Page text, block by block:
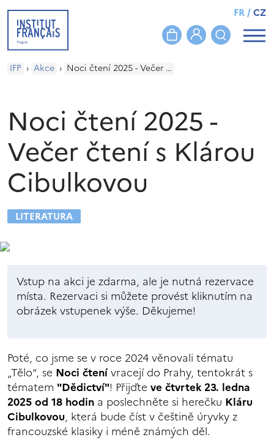
FR/CZ
IFP › Akce › Noci čtení 2025 - Večer čtení s Klárou Cibulkovou
Noci čtení 2025 -
Večer čtení s Klárou
Cibulkovou
LITERATURA
Vstup na akci je zdarma, ale je nutná rezervace
místa. Rezervaci si můžete provést kliknutím na
obrázek vstupenek výše. Děkujeme!
Poté, co jsme se v roce 2024 věnovali tématu
„Tělo“, se Noci čtenívracejí do Prahy, tentokrát s
tématem "Dědictví"! Přijďte ve čtvrtek 23. ledna
2025 od 18 hodin a poslechněte si herečku Kláru
Cibulkovou, která bude číst v češtině úryvky z
francouzské klasiky i méně známých děl.